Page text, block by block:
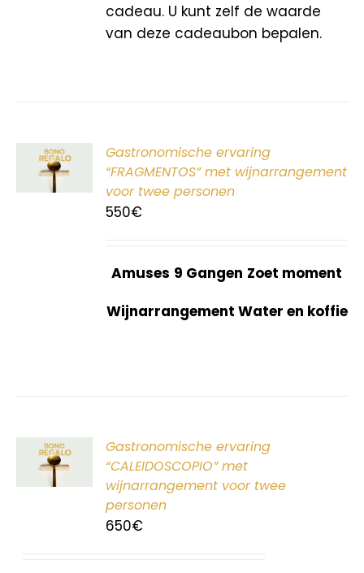
cadeau. U kunt zelf de waarde
van deze cadeaubon bepalen.
Gastronomische ervaring
“FRAGMENTOS” met wijnarrangement
voor twee personen
550€
Amuses 9 Gangen Zoet moment
Wijnarrangement Water en koffie
Gastronomische ervaring
“CALEIDOSCOPIO” met
wijnarrangement voor twee
personen
650€